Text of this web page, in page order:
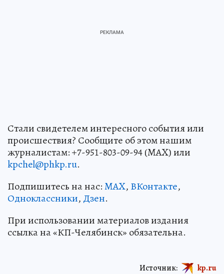
Стали свидетелем интересного события или
происшествия? Сообщите об этом нашим
журналистам: +7-951-803-09-94 (MAX) или
kpchel@phkp.ru.
Подпишитесь на нас:MAX, ВКонтакте,
Одноклассники, Дзен.
При использовании материалов издания
ссылка на «КП-Челябинск» обязательна.
Источник: kp.ru